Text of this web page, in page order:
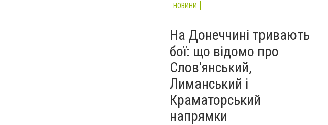
НОВИНИ
На Донеччині тривають
бої: що відомо про
Слов'янський,
Лиманський і
Краматорський
напрямки